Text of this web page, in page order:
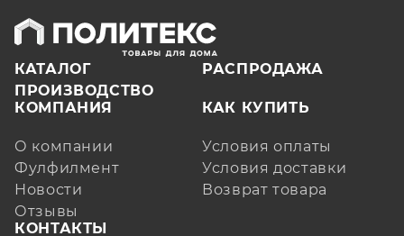
КАТАЛОГ
РАСПРОДАЖА
ПРОИЗВОДСТВО
КОМПАНИЯ
О компании
Фулфилмент
Новости
Отзывы
КАК КУПИТЬ
Условия оплаты
Условия доставки
Возврат товара
КОНТАКТЫ